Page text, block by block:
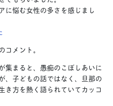
に悩む女性の多さを感じまし
メント。
集まると、愚痴のこぼしあいに
、子どもの話ではなく、旦那の
き方を熱く語られていてカッコ